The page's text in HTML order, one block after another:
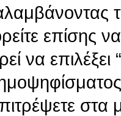
επίσης
να επιλέξει
στα